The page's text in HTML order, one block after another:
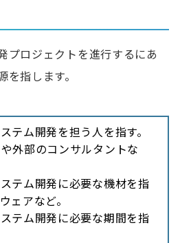
不足する理由
する
題がある
る開発手法
プロジェクトを進行するにあ
を指します。
テム開発を担う人を指す。
外部のコンサルタントな
テム開発に必要な機材を指
ェアなど。
テム開発に必要な期間を指